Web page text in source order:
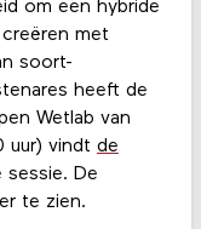
om een hybride
met
soort-
heeft de
Wetlab van
uur) vindt de
sessie. De
te zien.